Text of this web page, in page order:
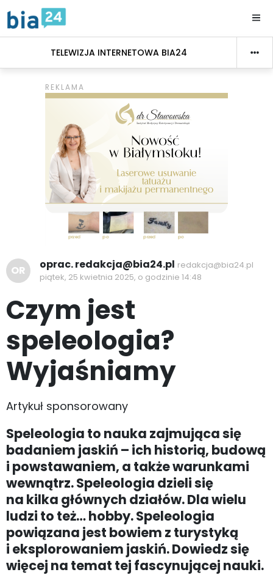
TELEWIZJA INTERNETOWA BIA24
OR oprac. redakcja@bia24.pl redakcja@bia24.pl
piątek, 25 kwietnia 2025, o godzinie 14:48
Czym jest
speleologia?
Wyjaśniamy
Artykuł sponsorowany
Speleologia to nauka zajmująca się
badaniem jaskiń – ich historią, budową
i powstawaniem, a także warunkami
wewnątrz. Speleologia dzieli się
na kilka głównych działów. Dla wielu
ludzi to też… hobby. Speleologia
powiązana jest bowiem z turystyką
i eksplorowaniem jaskiń. Dowiedz się
więcej na temat tej fascynującej nauki.